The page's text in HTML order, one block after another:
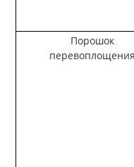
Порошок
перевоплощения